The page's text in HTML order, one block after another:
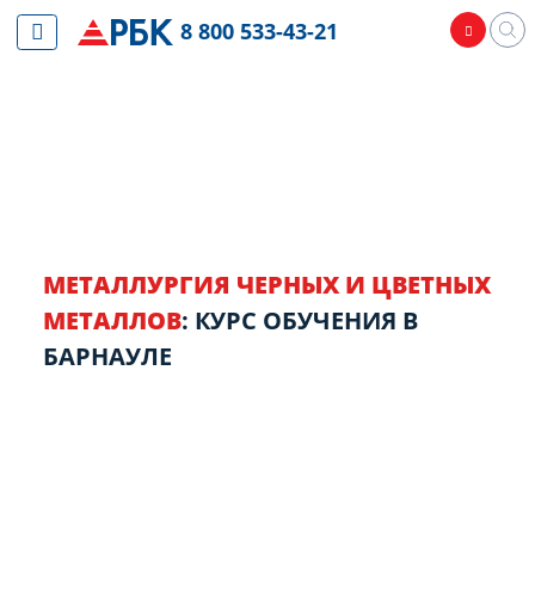
МЕТАЛЛУРГИЯ ЧЕРНЫХ И ЦВЕТНЫХ
МЕТАЛЛОВ: КУРС ОБУЧЕНИЯ В
БАРНАУЛЕ
8 800 533-43-21